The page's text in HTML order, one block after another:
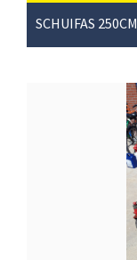
SCHUIFAS 250CM
btw/